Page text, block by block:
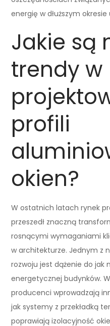
energię w dłuższym okresie
Jakie są
trendy w
profili
okien?
W ostatnich latach rynek
przeszedł znaczną
rosnącymi wymaganiami
w architekturze. Jednym z
rozwoju jest dążenie do jak
energetycznej budynków.
producenci wprowadzają
jak systemy z przekładką
poprawiają izolacyjność